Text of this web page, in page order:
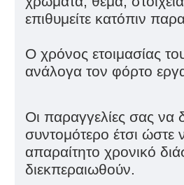
επιθυμείτε κατόπιν
Ο χρόνος ετοιμασίας
ανάλογα τον φόρτο
Οι παραγγελίες σας να
συντομότερο έτσι ώστε
απαραίτητο χρονικό
διεκπεραιωθούν.